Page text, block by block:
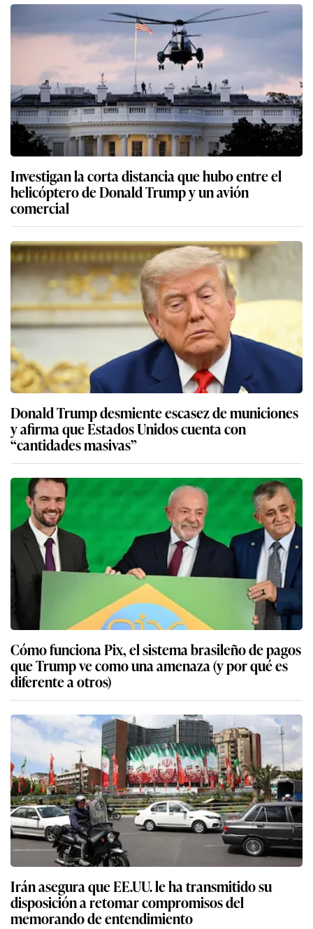
Investigan la corta distancia que hubo entre el
helicóptero de Donald Trump y un avión
comercial
Donald Trump desmiente escasez de municiones
y afirma que Estados Unidos cuenta con
“cantidades masivas”
Cómo funciona Pix, el sistema brasileño de pagos
que Trump ve como una amenaza (y por qué es
diferente a otros)
Irán asegura que EE.UU. le ha transmitido su
disposición a retomar compromisos del
memorando de entendimiento